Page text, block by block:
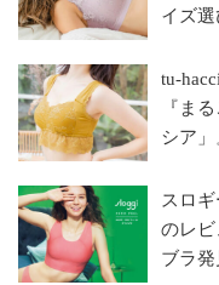
イズ
tu-
『ま
シア」
スロ
のレビ
ブラ発